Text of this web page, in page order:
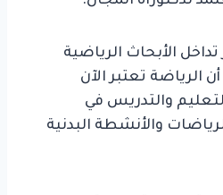
الأبحاث الرياضية
أن الرياضة تعتبر الآن
والتدريس في
والأنشطة البدنية